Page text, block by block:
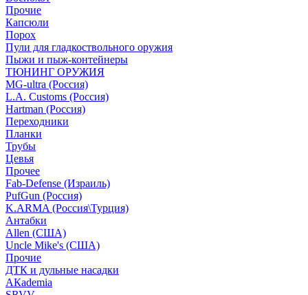
Прочие
Капсюли
Порох
Пули для гладкоствольного оружия
Пыжи и пыж-контейнеры
ТЮНИНГ ОРУЖИЯ
MG-ultra (Россия)
L.A. Customs (Россия)
Hartman (Россия)
Переходники
Планки
Трубы
Цевья
Прочее
Fab-Defense (Израиль)
PufGun (Россия)
K.ARMA (Россия\Турция)
Антабки
Allen (США)
Uncle Mike's (США)
Прочие
ДТК и дульные насадки
АКademia